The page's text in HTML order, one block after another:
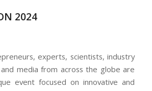
2024
experts, scientists, industry
media from across the globe are
event focused on innovative and